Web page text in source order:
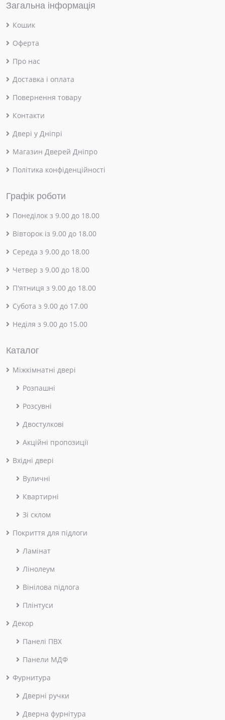
Загальна інформація
Кошик
Оферта
Про нас
Доставка і оплата
Повернення товару
Контакти
Двері у Дніпрі
Магазин Дверей Дніпро
Політика конфіденційності
Графік роботи
Понеділок з 9.00 до 18.00
Вівторок із 9.00 до 18.00
Середа з 9.00 до 18.00
Четвер з 9.00 до 18.00
П'ятниця з 9.00 до 18.00
Субота з 9.00 до 17.00
Неділя з 9.00 до 15.00
Каталог
Міжкімнатні двері
Розпашні
Розсувні
Двостулкові
Акційні пропозиції
Вхідні двері
Вуличні
Квартирні
Зі склом
Покриття для підлоги
Ламінат
Лінолеум
Вінілова підлога
Плінтуси
Декор
Панелі ПВХ
Панели МДФ
Фурнитура
Дверні ручки
Дверна фурнітура